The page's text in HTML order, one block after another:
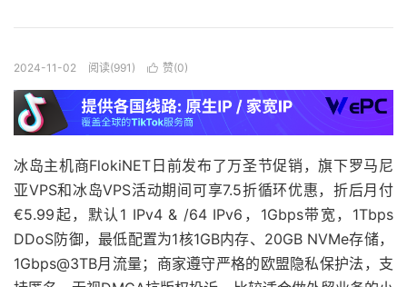
2024-11-02 阅读(991)  赞(0)
冰岛主机商FlokiNET日前发布了万圣节促销，旗下罗马尼
亚VPS和冰岛VPS活动期间可享7.5折循环优惠，折后月付
€5.99起，默认1 IPv4 & /64 IPv6，1Gbps带宽，1Tbps
DDoS防御，最低配置为1核1GB内存、20GB NVMe存储，
1Gbps@3TB月流量；商家遵守严格的欧盟隐私保护法，支